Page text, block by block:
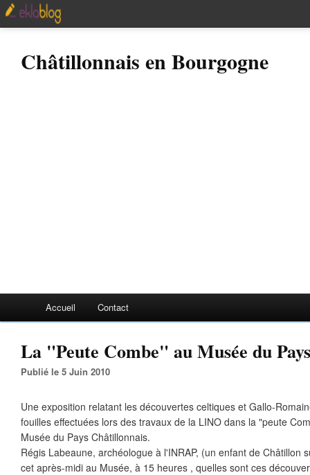
Châtillonnais en Bourgogne
Accueil Contact
La "Peute Combe" au Musée du
Publié le 5 Juin 2010
Une exposition relatant les découvertes celtiques et Gallo-
fouilles effectuées lors des travaux de la LINO dans la "peute
Musée du Pays Châtillonnais.
Régis Labeaune, archéologue à l'INRAP, (un enfant de Châtillon
cet après-midi au Musée, à 15 heures , quelles sont ces